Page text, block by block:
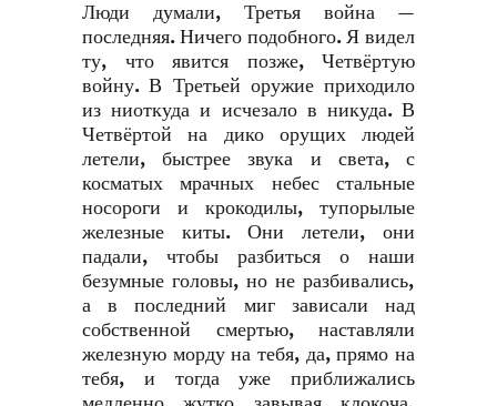
Люди думали, Третья война —
последняя. Ничего подобного. Я видел
ту, что явится позже, Четвёртую
войну. В Третьей оружие приходило
из ниоткуда и исчезало в никуда. В
Четвёртой на дико орущих людей
летели, быстрее звука и света, с
косматых мрачных небес стальные
носороги и крокодилы, тупорылые
железные киты. Они летели, они
падали, чтобы разбиться о наши
безумные головы, но не разбивались,
а в последний миг зависали над
собственной смертью, наставляли
железную морду на тебя, да, прямо на
тебя, и тогда уже приближались